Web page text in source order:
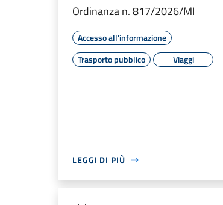
Ordinanza n. 817/2026/MI
Accesso all'informazione
Trasporto pubblico
Viaggi
LEGGI DI PIÙ